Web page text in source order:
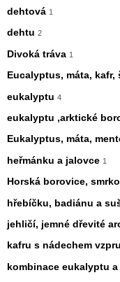
dehtová 1
dehtu 2
Divoká tráva 1
Eucalyptus, máta, kafr,
eukalyptu 4
eukalyptu ,arktické
Eukalyptus, máta,
heřmánku a jalovce 1
Horská borovice,
hřebíčku, badiánu a
jehličí, jemné dřevité
kafru s nádechem
kombinace eukalyptu